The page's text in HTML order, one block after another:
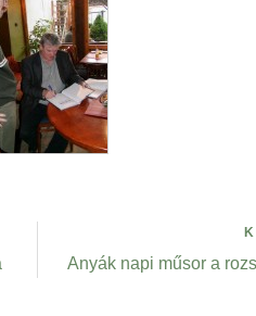
Anyák napi műsor a